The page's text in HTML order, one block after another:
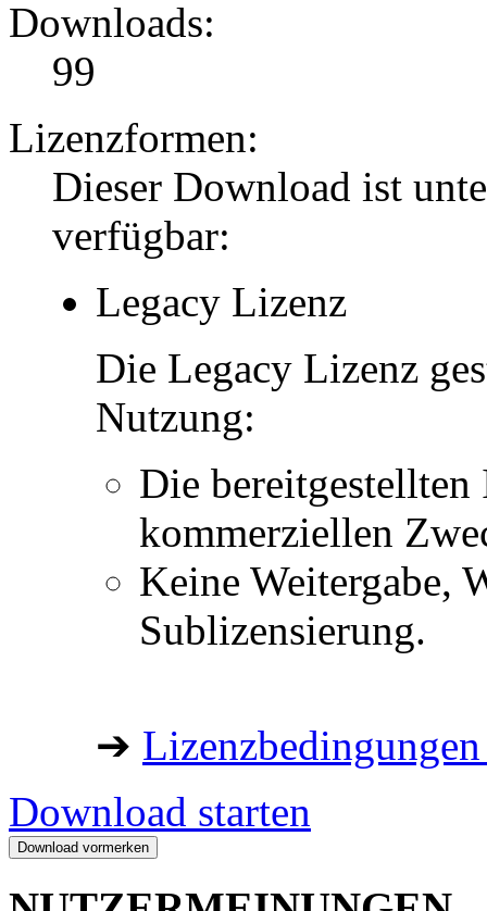
Downloads:
99
Lizenzformen:
Dieser Download ist
verfügbar:
Legacy Lizenz
Die Legacy Lizenz
Nutzung:
Die
kommerziellen
Keine Weitergabe,
Sublizensierung.
➔
Download starten